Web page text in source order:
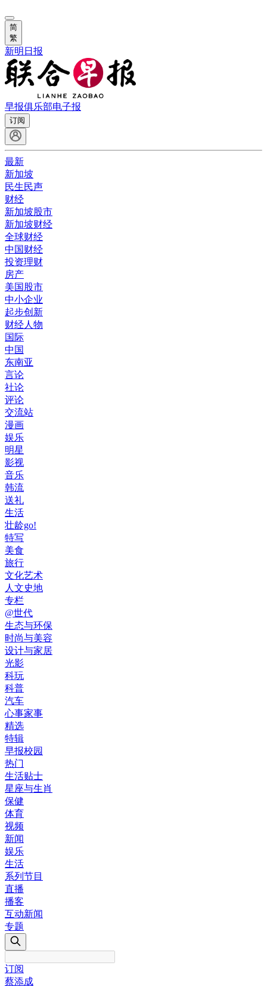
简
繁
新明日报
早报俱乐部电子报
订阅
最新
新加坡
民生民声
财经
新加坡股市
新加坡财经
全球财经
中国财经
投资理财
房产
美国股市
中小企业
起步创新
财经人物
国际
中国
东南亚
言论
社论
评论
交流站
漫画
娱乐
明星
影视
音乐
韩流
送礼
生活
壮龄go!
特写
美食
旅行
文化艺术
人文史地
专栏
@世代
生态与环保
时尚与美容
设计与家居
光影
科玩
科普
汽车
心事家事
精选
特辑
早报校园
热门
生活贴士
星座与生肖
保健
体育
视频
新闻
娱乐
生活
系列节目
直播
播客
互动新闻
专题
订阅
蔡添成